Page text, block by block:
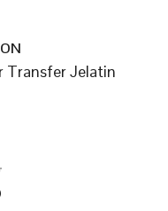
Transfer Jelatin